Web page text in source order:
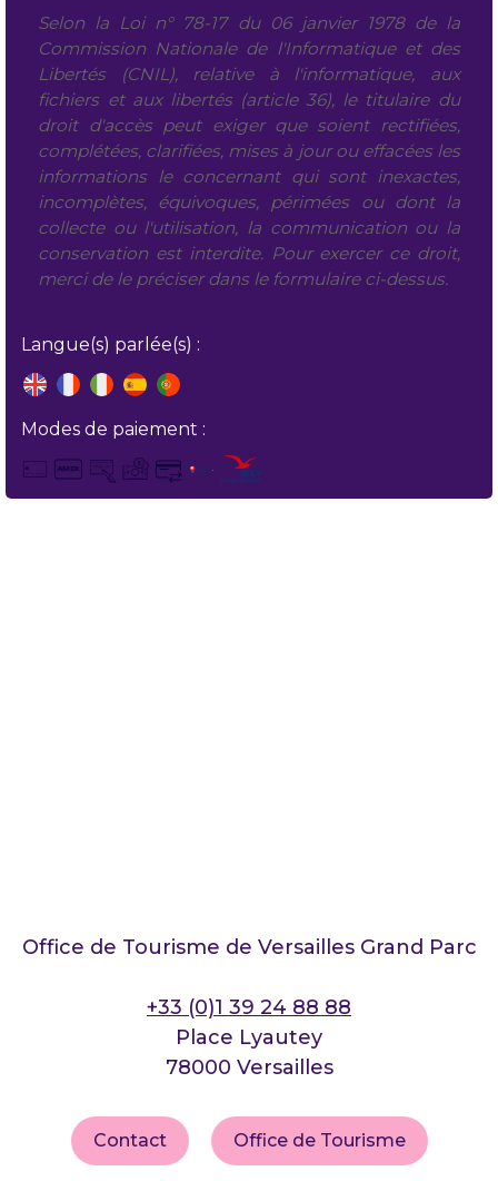
Selon la Loi n° 78-17 du 06 janvier 1978 de la
Commission Nationale de l'Informatique et des
Libertés (CNIL), relative à l'informatique, aux
fichiers et aux libertés (article 36), le titulaire du
droit d'accès peut exiger que soient rectifiées,
complétées, clarifiées, mises à jour ou effacées les
informations le concernant qui sont inexactes,
incomplètes, équivoques, périmées ou dont la
collecte ou l'utilisation, la communication ou la
conservation est interdite. Pour exercer ce droit,
merci de le préciser dans le formulaire ci-dessus.
Langue(s) parlée(s) :
Modes de paiement :
Office de Tourisme de Versailles Grand Parc
+33 (0)1 39 24 88 88
Place Lyautey
78000 Versailles
Contact Office de Tourisme